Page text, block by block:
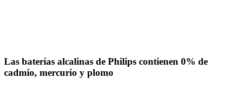
Las baterías alcalinas de Philips contienen 0% de
cadmio, mercurio y plomo